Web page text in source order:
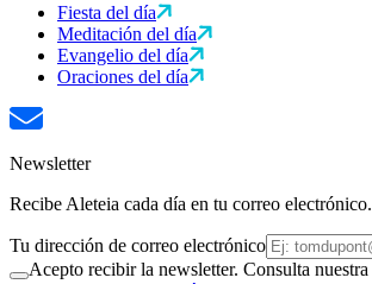
Fiesta del día
Meditación del día
Evangelio del día
Oraciones del día
Newsletter
Recibe Aleteia cada día en tu correo electrónico.
Tu dirección de correo electrónico
Acepto recibir la newsletter. Consulta nuestra